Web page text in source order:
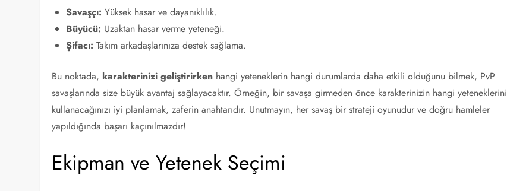
Savaşçı: Yüksek hasar ve dayanıklılık.
Büyücü: Uzaktan hasar verme yeteneği.
Şifacı: Takım arkadaşlarınıza destek sağlama.
Bu noktada, karakterinizi geliştirirken hangi yeteneklerin hangi durumlarda daha etkili olduğunu bilmek, PvP
savaşlarında size büyük avantaj sağlayacaktır. Örneğin, bir savaşa girmeden önce karakterinizin hangi yeteneklerini
kullanacağınızı iyi planlamak, zaferin anahtarıdır. Unutmayın, her savaş bir strateji oyunudur ve doğru hamleler
yapıldığında başarı kaçınılmazdır!
Ekipman ve Yetenek Seçimi